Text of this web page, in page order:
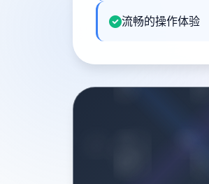
流畅的操作体验